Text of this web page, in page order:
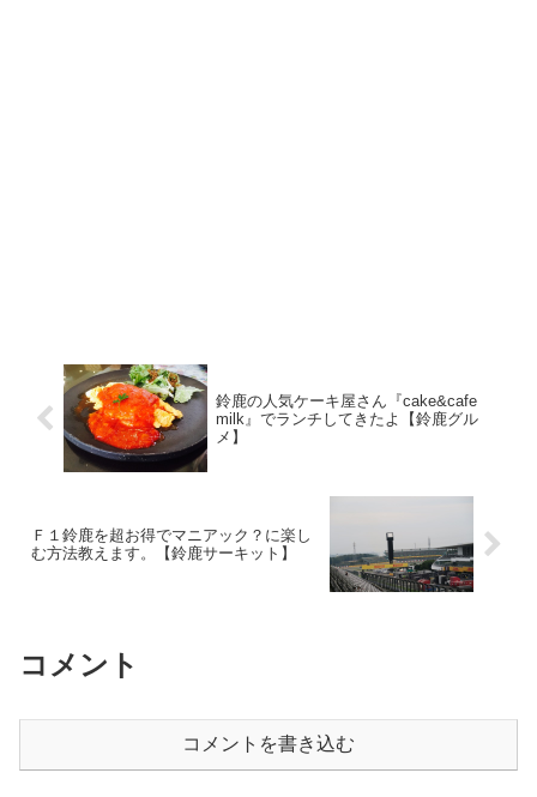
鈴鹿の人気ケーキ屋さん『cake&cafe
milk』でランチしてきたよ【鈴鹿グル
メ】
Ｆ１鈴鹿を超お得でマニアック？に楽し
む方法教えます。【鈴鹿サーキット】
コメント
コメントを書き込む